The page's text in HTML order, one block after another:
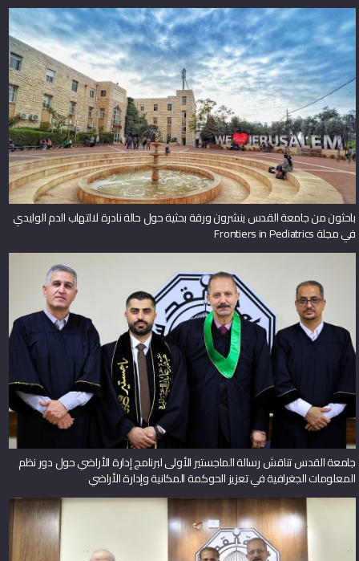
باحثون من جامعة القدس ينشرون ورقة بحثية حول حالة نادرة لالتهاب الدم الوليدي
في مجلة Frontiers in Pediatrics
جامعة القدس تناقش رسالة الماجستير الأولى لبرنامج إدارة الأراضي حول دور نظم
المعلومات الجغرافية في تعزيز الحوكمة المكانية وإدارة الأراضي